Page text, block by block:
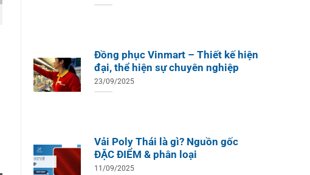
Đồng phục Vinmart – Thiết kế hiện
đại, thể hiện sự chuyên nghiệp
23/09/2025
Vải Poly Thái là gì? Nguồn gốc
ĐẶC ĐIỂM & phân loại
11/09/2025